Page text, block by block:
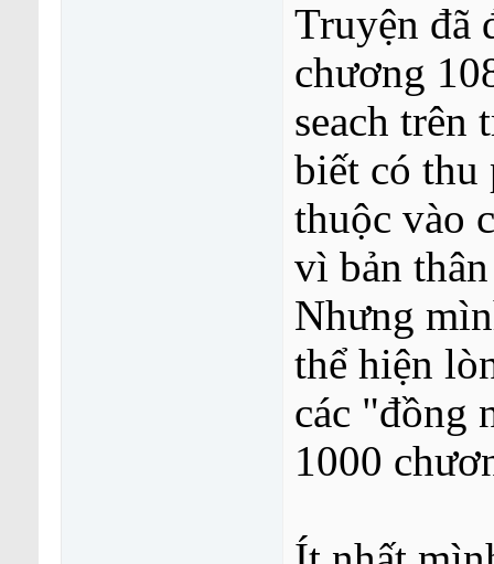
Truyện đã
chương
seach trên
biết có thu
thuộc vào
vì bản
Nhưng
thể hiện
các "đồng
1000